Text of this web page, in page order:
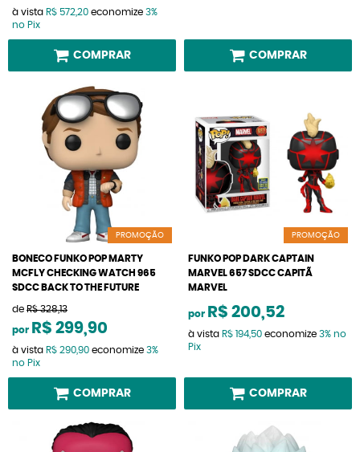
à vista R$ 572,20 economize 3%
no Pix
COMPRAR COMPRAR
PROMOÇÃO
BONECO FUNKO POP MARTY
MCFLY CHECKING WATCH 965
SDCC BACK TO THE FUTURE
de R$ 328,13
por R$ 299,90
à vista R$ 290,90 economize 3%
no Pix
COMPRAR
PROMOÇÃO
FUNKO POP DARK CAPTAIN
MARVEL 657 SDCC CAPITÃ
MARVEL
por R$ 200,52
à vista R$ 194,50 economize 3% no
Pix
COMPRAR